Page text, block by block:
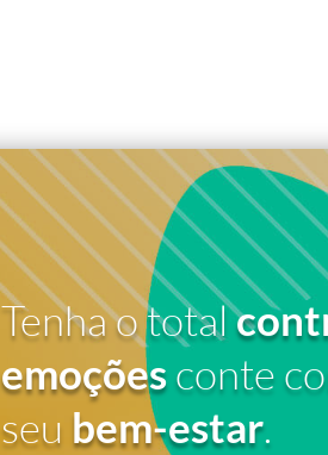
Tenha o total
emoçõesconte
seu bem-estar.